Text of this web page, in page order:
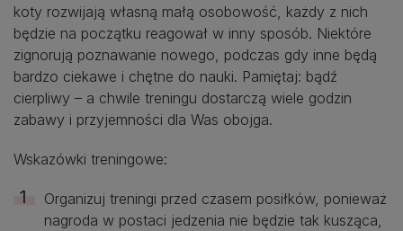
koty rozwijają własną małą osobowość, każdy z nich
będzie na początku reagował w inny sposób. Niektóre
zignorują poznawanie nowego, podczas gdy inne będą
bardzo ciekawe i chętne do nauki. Pamiętaj: bądź
cierpliwy – a chwile treningu dostarczą wiele godzin
zabawy i przyjemności dla Was obojga.
Wskazówki treningowe:
Organizuj treningi przed czasem posiłków, ponieważ
nagroda w postaci jedzenia nie będzie tak kusząca,